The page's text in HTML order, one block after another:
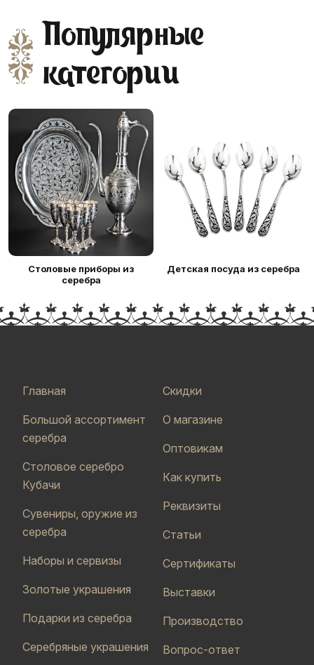
Популярные
категории
Столовые приборы из
серебра
Детская посуда из серебра
Главная
Большой ассортимент
серебра
Столовое серебро
Кубачи
Сувениры, оружие из
серебра
Наборы и сервизы
Золотые украшения
Подарки из серебра
Серебряные украшения
Скидки
О магазине
Оптовикам
Как купить
Реквизиты
Статьи
Сертификаты
Выставки
Производство
Вопрос-ответ